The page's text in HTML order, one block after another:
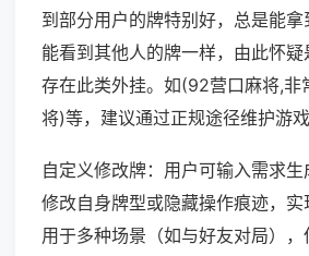
到部分用户的牌特别好，总是能
能看到其他人的牌一样，由此怀
存在此类外挂。如(92营口麻将,非
将)等，建议通过正规途径维护游戏
自定义修改牌：用户可输入需求生
修改自身牌型或隐藏操作痕迹，实
用于多种场景（如与好友对局）